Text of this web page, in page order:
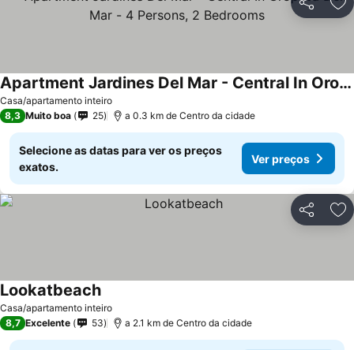
Partilhar
Casa/apartamento inteiro
Apartment Jardines Del Mar - Central In Oropesa Del Mar - 4 Persons, 2 Bedrooms
8,3 Muito boa 25 a 0.3 km de Centro da cidade
Selecione as datas para ver os preços
exatos.
Ver preços
Partilhar
Casa/apartamento inteiro
Lookatbeach
8,7 Excelente 53 a 2.1 km de Centro da cidade